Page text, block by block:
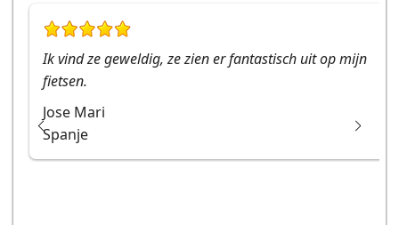
Ik vind ze geweldig, ze zien er fantastisch uit op mijn
fietsen.
Jose Mari
Spanje